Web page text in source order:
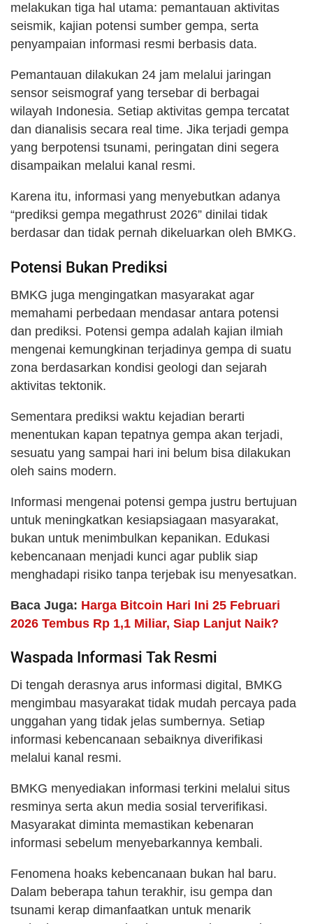
melakukan tiga hal utama: pemantauan aktivitas
seismik, kajian potensi sumber gempa, serta
penyampaian informasi resmi berbasis data.
Pemantauan dilakukan 24 jam melalui jaringan
sensor seismograf yang tersebar di berbagai
wilayah Indonesia. Setiap aktivitas gempa tercatat
dan dianalisis secara real time. Jika terjadi gempa
yang berpotensi tsunami, peringatan dini segera
disampaikan melalui kanal resmi.
Karena itu, informasi yang menyebutkan adanya
“prediksi gempa megathrust 2026” dinilai tidak
berdasar dan tidak pernah dikeluarkan oleh BMKG.
Potensi Bukan Prediksi
BMKG juga mengingatkan masyarakat agar
memahami perbedaan mendasar antara potensi
dan prediksi. Potensi gempa adalah kajian ilmiah
mengenai kemungkinan terjadinya gempa di suatu
zona berdasarkan kondisi geologi dan sejarah
aktivitas tektonik.
Sementara prediksi waktu kejadian berarti
menentukan kapan tepatnya gempa akan terjadi,
sesuatu yang sampai hari ini belum bisa dilakukan
oleh sains modern.
Informasi mengenai potensi gempa justru bertujuan
untuk meningkatkan kesiapsiagaan masyarakat,
bukan untuk menimbulkan kepanikan. Edukasi
kebencanaan menjadi kunci agar publik siap
menghadapi risiko tanpa terjebak isu menyesatkan.
Baca Juga: Harga Bitcoin Hari Ini 25 Februari
2026 Tembus Rp 1,1 Miliar, Siap Lanjut Naik?
Waspada Informasi Tak Resmi
Di tengah derasnya arus informasi digital, BMKG
mengimbau masyarakat tidak mudah percaya pada
unggahan yang tidak jelas sumbernya. Setiap
informasi kebencanaan sebaiknya diverifikasi
melalui kanal resmi.
BMKG menyediakan informasi terkini melalui situs
resminya serta akun media sosial terverifikasi.
Masyarakat diminta memastikan kebenaran
informasi sebelum menyebarkannya kembali.
Fenomena hoaks kebencanaan bukan hal baru.
Dalam beberapa tahun terakhir, isu gempa dan
tsunami kerap dimanfaatkan untuk menarik